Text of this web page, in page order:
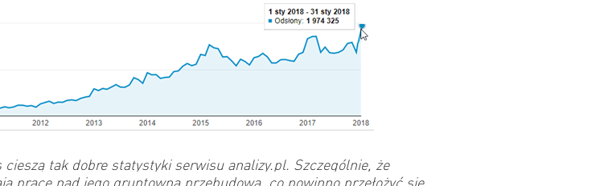
cieszą tak dobre statystyki serwisu analizy.pl. Szczególnie, że
prace nad jego gruntowną przebudową, co powinno przełożyć się